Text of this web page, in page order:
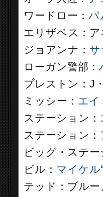
ワードロー： パ
エリザベス：ア
ジョアンナ： サ
ローガン警部：
プレストン：J
ミッシー： エイ
ステーション：
ステーション：
ビッグ・ステ
ビル： マイケル
テッド：ブルー